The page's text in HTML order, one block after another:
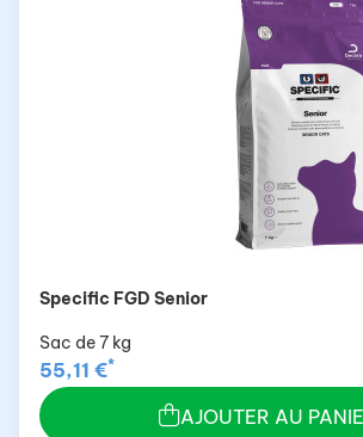
Specific FGD Senior
Sac de 7 kg
55,11 €*
AJOUTER AU